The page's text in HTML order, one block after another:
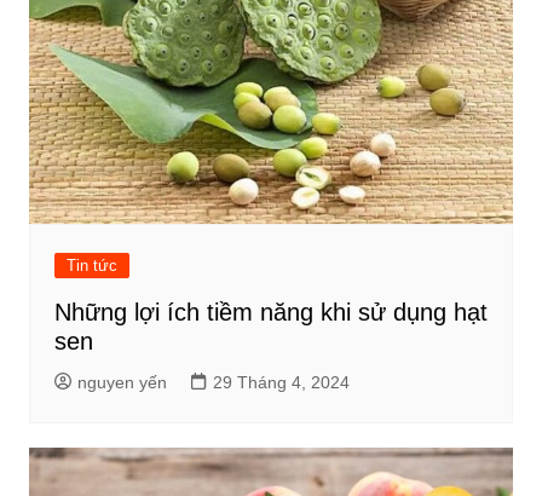
Tin tức
Những lợi ích tiềm năng khi sử dụng hạt
sen
nguyen yến 29 Tháng 4, 2024